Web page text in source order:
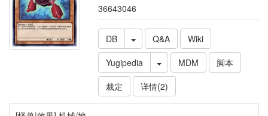
36643046
DB Q&A
Wiki
Yugipedia
MDM
脚本
裁定
详情(2)